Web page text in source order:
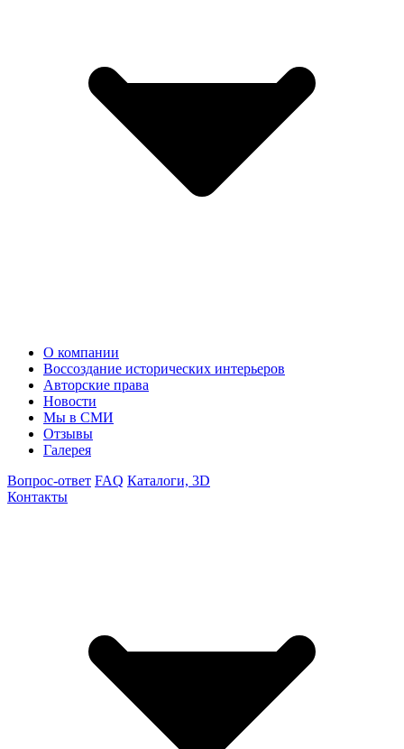
О компании
Воссоздание исторических интерьеров
Авторские права
Новости
Мы в СМИ
Отзывы
Галерея
Вопрос-ответ FAQ Каталоги, 3D
Контакты